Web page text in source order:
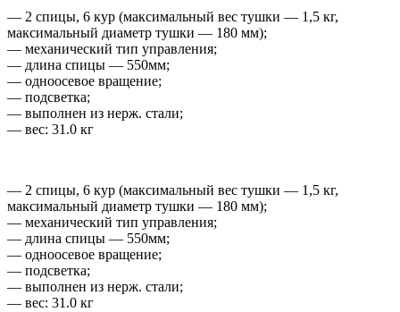
— 2 спицы, 6 кур (максимальный вес тушки — 1,5 кг,
максимальный диаметр тушки — 180 мм);
— механический тип управления;
— длина спицы — 550мм;
— одноосевое вращение;
— подсветка;
— выполнен из нерж. стали;
— вес: 31.0 кг
— 2 спицы, 6 кур (максимальный вес тушки — 1,5 кг,
максимальный диаметр тушки — 180 мм);
— механический тип управления;
— длина спицы — 550мм;
— одноосевое вращение;
— подсветка;
— выполнен из нерж. стали;
— вес: 31.0 кг